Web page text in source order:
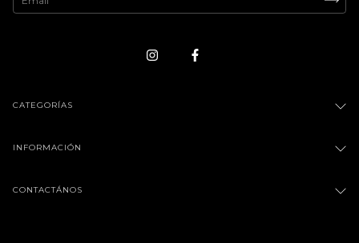
CATEGORÍAS
INFORMACIÓN
CONTACTÁNOS